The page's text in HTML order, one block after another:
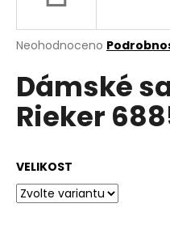
Průměrné
produktu
je
0,0
Neohodnoceno
Dámské
Rieker
VELIKOST
j
t
?